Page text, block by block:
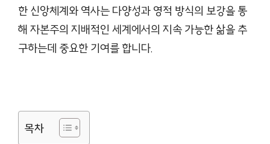
한 신앙체계와 역사는 다양성과 영적 방식의 보강을 통
해 자본주의 지배적인 세계에서의 지속 가능한 삶을 추
구하는데 중요한 기여를 합니다.
목차